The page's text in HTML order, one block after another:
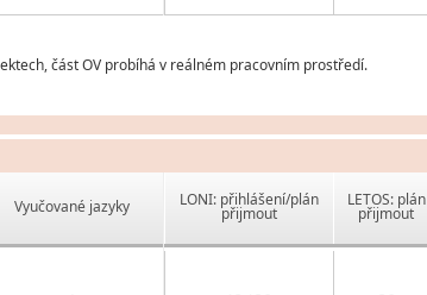
část OV probíhá v reálném pracovním prostředí.
Vyučované jazyky LONI: přihlášení/plán
přijmout
LETOS: plán
přijmout